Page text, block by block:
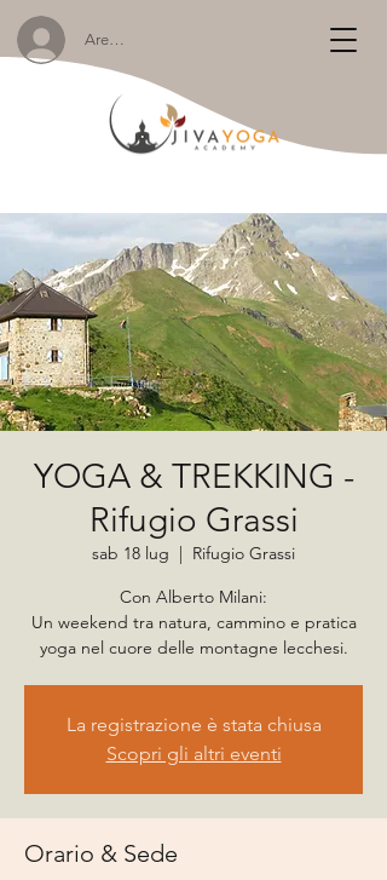
Area Membri:
YOGA & TREKKING -
Rifugio Grassi
sab 18 lug
  |
Rifugio Grassi
Con Alberto Milani:
Un weekend tra natura, cammino e pratica
yoga nel cuore delle montagne lecchesi.
La registrazione è stata chiusa
Scopri gli altri eventi
Orario & Sede